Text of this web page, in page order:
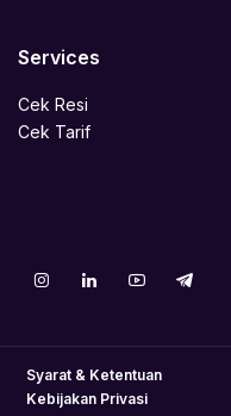
Services
Cek Resi
Cek Tarif
Syarat & Ketentuan
Kebijakan Privasi